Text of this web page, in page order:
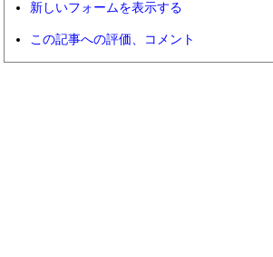
新しいフォームを表示する
この記事への評価、コメント